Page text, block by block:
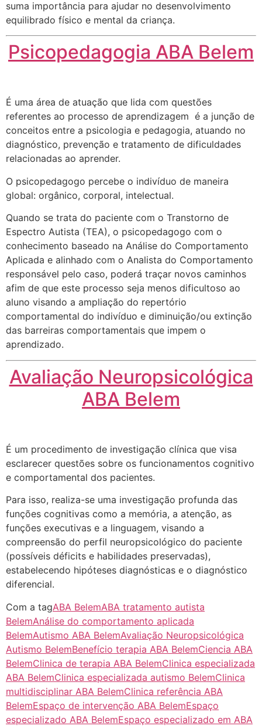
suma importância para ajudar no desenvolvimento
equilibrado físico e mental da criança.
Psicopedagogia ABA Belem
É uma área de atuação que lida com questões
referentes ao processo de aprendizagem é a junção de
conceitos entre a psicologia e pedagogia, atuando no
diagnóstico, prevenção e tratamento de dificuldades
relacionadas ao aprender.
O psicopedagogo percebe o indivíduo de maneira
global: orgânico, corporal, intelectual.
Quando se trata do paciente com o Transtorno de
Espectro Autista (TEA), o psicopedagogo com o
conhecimento baseado na Análise do Comportamento
Aplicada e alinhado com o Analista do Comportamento
responsável pelo caso, poderá traçar novos caminhos
afim de que este processo seja menos dificultoso ao
aluno visando a ampliação do repertório
comportamental do indivíduo e diminuição/ou extinção
das barreiras comportamentais que impem o
aprendizado.
Avaliação Neuropsicológica
ABA Belem
É um procedimento de investigação clínica que visa
esclarecer questões sobre os funcionamentos cognitivo
e comportamental dos pacientes.
Para isso, realiza-se uma investigação profunda das
funções cognitivas como a memória, a atenção, as
funções executivas e a linguagem, visando a
compreensão do perfil neuropsicológico do paciente
(possíveis déficits e habilidades preservadas),
estabelecendo hipóteses diagnósticas e o diagnóstico
diferencial.
Com a tagABA BelemABA tratamento autista
BelemAnálise do comportamento aplicada
BelemAutismo ABA BelemAvaliação Neuropsicológica
Autismo BelemBenefício terapia ABA BelemCiencia ABA
BelemClinica de terapia ABA BelemClinica especializada
ABA BelemClinica especializada autismo BelemClinica
multidisciplinar ABA BelemClinica referência ABA
BelemEspaço de intervenção ABA BelemEspaço
especializado ABA BelemEspaço especializado em ABA